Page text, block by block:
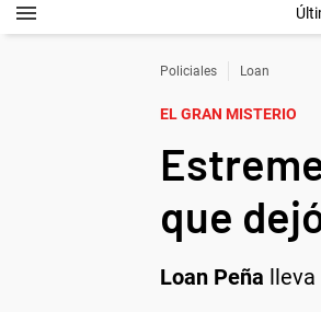
Policiales Loan
EL GRAN MISTERIO
que
Loan Peña lleva